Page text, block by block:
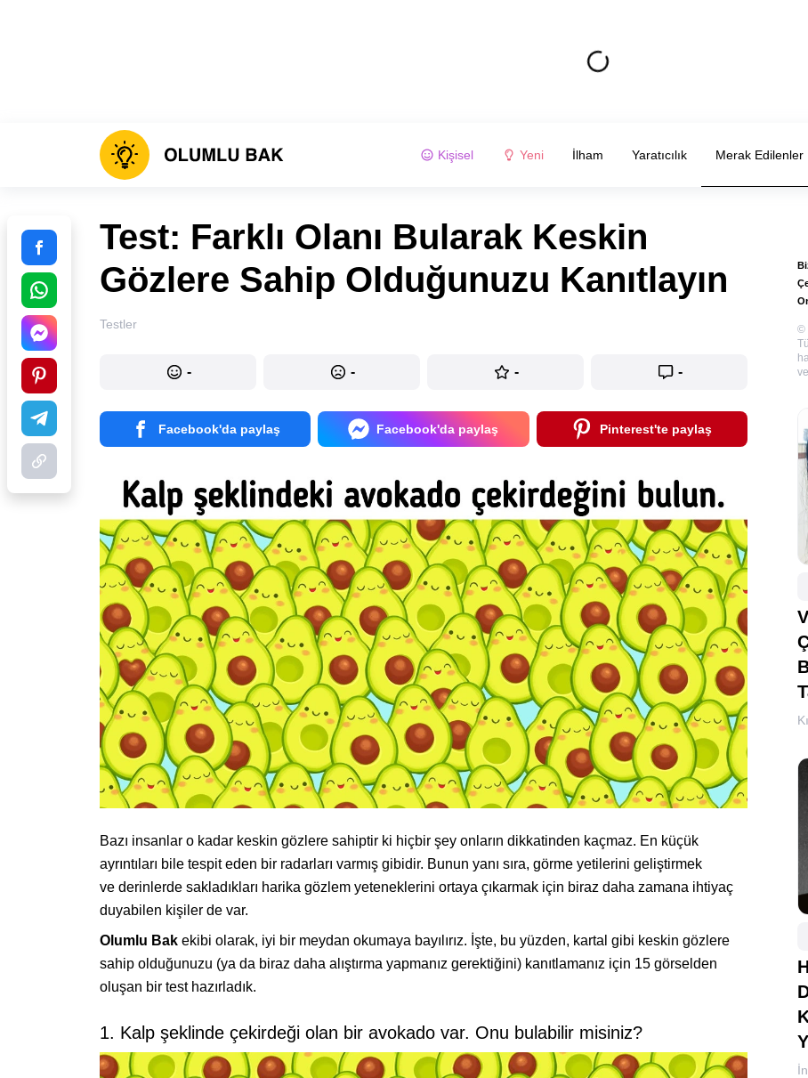
Kişisel Yeni İlham Yaratıcılık Merak Edilenler
©
Test: Farklı Olanı Bularak Keskin
Gözlere Sahip Olduğunuzu Kanıtlayın
Testler
- - - -
Facebook'da paylaş Facebook'da paylaş Pinterest'te paylaş
Bazı insanlar o kadar keskin gözlere sahiptir ki hiçbir şey onların dikkatinden kaçmaz. En küçük
ayrıntıları bile tespit eden bir radarları varmış gibidir. Bunun yanı sıra, görme yetilerini geliştirmek
ve derinlerde sakladıkları harika gözlem yeteneklerini ortaya çıkarmak için biraz daha zamana ihtiyaç
duyabilen kişiler de var.
Olumlu Bak ekibi olarak, iyi bir meydan okumaya bayılırız. İşte, bu yüzden, kartal gibi keskin gözlere
sahip olduğunuzu (ya da biraz daha alıştırma yapmanız gerektiğini) kanıtlamanız için 15 görselden
oluşan bir test hazırladık.
1. Kalp şeklinde çekirdeği olan bir avokado var. Onu bulabilir misiniz?